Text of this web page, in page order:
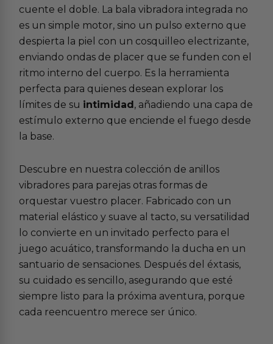
cuente el doble. La bala vibradora integrada no
es un simple motor, sino un pulso externo que
despierta la piel con un cosquilleo electrizante,
enviando ondas de placer que se funden con el
ritmo interno del cuerpo. Es la herramienta
perfecta para quienes desean explorar los
límites de su intimidad, añadiendo una capa de
estímulo externo que enciende el fuego desde
la base.
Descubre en nuestra colección de anillos
vibradores para parejas otras formas de
orquestar vuestro placer. Fabricado con un
material elástico y suave al tacto, su versatilidad
lo convierte en un invitado perfecto para el
juego acuático, transformando la ducha en un
santuario de sensaciones. Después del éxtasis,
su cuidado es sencillo, asegurando que esté
siempre listo para la próxima aventura, porque
cada reencuentro merece ser único.